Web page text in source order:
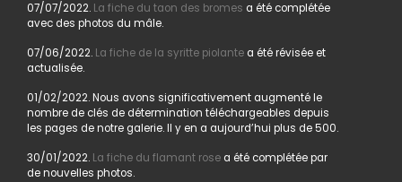
07/07/2022. La fiche du taon des bromes a été complétée
avec des photos du mâle.
07/06/2022. La fiche de la syritte piolantea été révisée et
actualisée.
01/02/2022. Nous avons significativement augmenté le
nombre de clés de détermination téléchargeables depuis
les pages de notre galerie. Il y en a aujourd’hui plus de 500.
30/01/2022. La fiche du flamant rosea été complétée par
de nouvelles photos.